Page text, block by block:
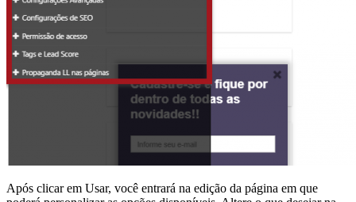
Após clicar em Usar, você entrará na edição da página em que